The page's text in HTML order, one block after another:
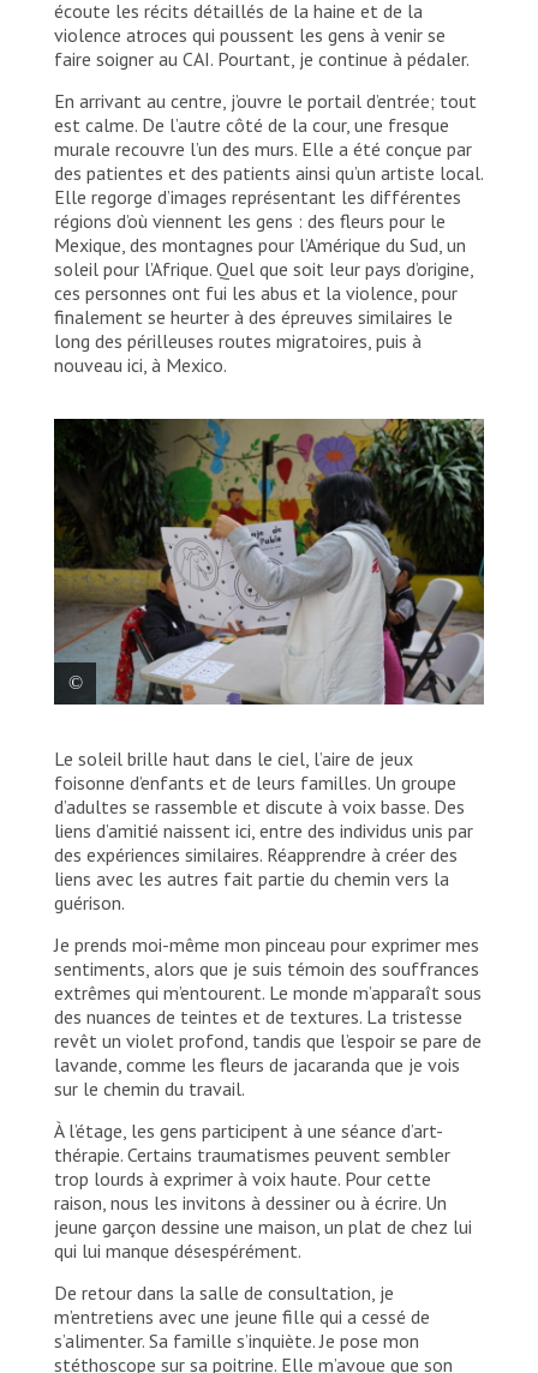
écoute les récits détaillés de la haine et de la
violence atroces qui poussent les gens à venir se
faire soigner au CAI. Pourtant, je continue à pédaler.
En arrivant au centre, j’ouvre le portail d’entrée; tout
est calme. De l’autre côté de la cour, une fresque
murale recouvre l’un des murs. Elle a été conçue par
des patientes et des patients ainsi qu’un artiste local.
Elle regorge d’images représentant les différentes
régions d’où viennent les gens : des fleurs pour le
Mexique, des montagnes pour l’Amérique du Sud, un
soleil pour l’Afrique. Quel que soit leur pays d’origine,
ces personnes ont fui les abus et la violence, pour
finalement se heurter à des épreuves similaires le
long des périlleuses routes migratoires, puis à
nouveau ici, à Mexico.
Le soleil brille haut dans le ciel, l’aire de jeux
foisonne d’enfants et de leurs familles. Un groupe
d’adultes se rassemble et discute à voix basse. Des
liens d’amitié naissent ici, entre des individus unis par
des expériences similaires. Réapprendre à créer des
liens avec les autres fait partie du chemin vers la
guérison.
Je prends moi-même mon pinceau pour exprimer mes
sentiments, alors que je suis témoin des souffrances
extrêmes qui m’entourent. Le monde m’apparaît sous
des nuances de teintes et de textures. La tristesse
revêt un violet profond, tandis que l’espoir se pare de
lavande, comme les fleurs de jacaranda que je vois
sur le chemin du travail.
À l’étage, les gens participent à une séance d’art-
thérapie. Certains traumatismes peuvent sembler
trop lourds à exprimer à voix haute. Pour cette
raison, nous les invitons à dessiner ou à écrire. Un
jeune garçon dessine une maison, un plat de chez lui
qui lui manque désespérément.
De retour dans la salle de consultation, je
m’entretiens avec une jeune fille qui a cessé de
s’alimenter. Sa famille s’inquiète. Je pose mon
stéthoscope sur sa poitrine. Elle m’avoue que son